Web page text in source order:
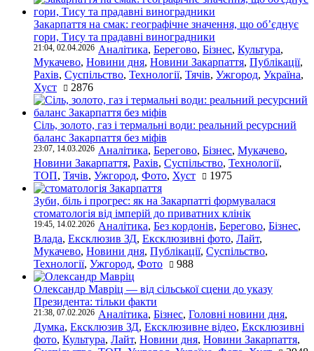
Закарпаття на смак: географічне значення, що об’єднує
гори, Тису та прадавні виноградники
21:04, 02.04.2026 Аналітика, Берегово, Бізнес, Культура,
Мукачево, Новини дня, Новини Закарпаття, Публікації,
Рахів, Суспільство, Технології, Тячів, Ужгород, Україна,
Хуст
2876
Сіль, золото, газ і термальні води: реальний ресурсний
баланс Закарпаття без міфів
23:07, 14.03.2026 Аналітика, Берегово, Бізнес, Мукачево,
Новини Закарпаття, Рахів, Суспільство, Технології,
ТОП, Тячів, Ужгород, Фото, Хуст 1975
Зуби, біль і прогрес: як на Закарпатті формувалася
стоматологія від імперій до приватних клінік
19:45, 14.02.2026 Аналітика, Без кордонів, Берегово, Бізнес,
Влада, Ексклюзив ЗД, Ексклюзивні фото, Лайт,
Мукачево, Новини дня, Публікації, Суспільство,
Технології, Ужгород, Фото 988
Олександр Мавріц — від сільської сцени до указу
Президента: тільки факти
21:38, 07.02.2026 Аналітика, Бізнес, Головні новини дня,
Думка, Ексклюзив ЗД, Ексклюзивне відео, Ексклюзивні
фото, Культура, Лайт, Новини дня, Новини Закарпаття,